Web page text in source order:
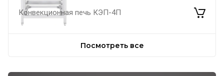
Конвекционная печь КЭП-4П
Посмотреть все